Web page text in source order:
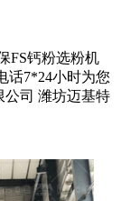
FS钙粉选粉机
话7*24小时为您
公司 潍坊迈基特